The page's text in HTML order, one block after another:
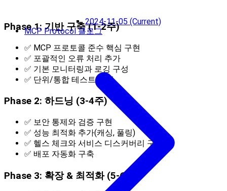
2024-11-05 (Current)
MCP Protocol 블로그
Phase 1: 기반 구축 (1-2주)
✅ MCP 프로토콜 준수 핵심 구현
✅ 포괄적인 오류 처리 추가
✅ 기본 모니터링과 로깅 구성
✅ 단위/통합 테스트 작성
Phase 2: 하드닝 (3-4주)
✅ 보안 통제와 검증 구현
✅ 성능 최적화 추가(캐싱, 풀링)
✅ 헬스 체크와 서비스 디스커버리 구성
✅ 배포 자동화 구축
Phase 3: 확장 & 최적화 (5-6주)